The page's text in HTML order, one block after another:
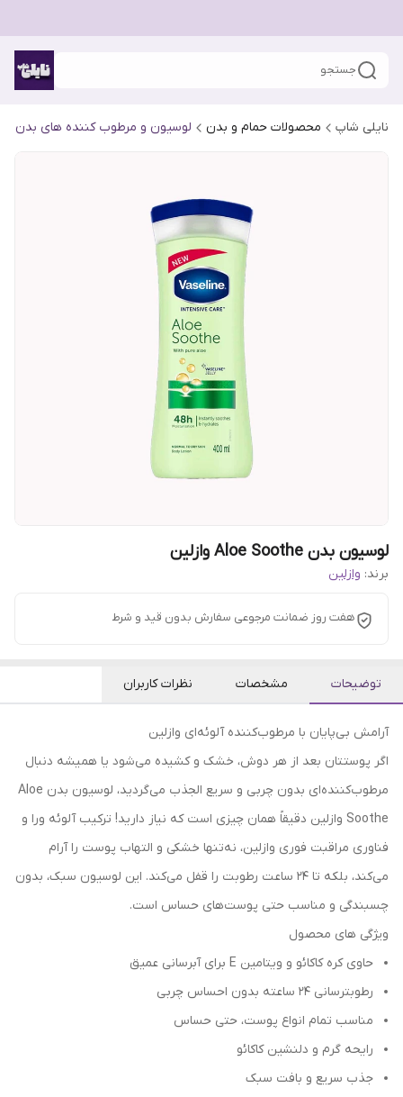
جستجو
نایلی شاپ محصولات حمام و بدن لوسیون و مرطوب کننده های بدن
لوسیون بدن Aloe Soothe وازلین
برند: وازلین
هفت روز ضمانت مرجوعی سفارش بدون قید و شرط
توضیحات مشخصات نظرات کاربران
آرامش بی‌پایان با مرطوب‌کننده آلوئه‌ای وازلین
اگر پوستتان بعد از هر دوش، خشک و کشیده می‌شود یا همیشه دنبال
مرطوب‌کننده‌ای بدون چربی و سریع‌ الجذب می‌گردید، لوسیون بدن Aloe
Soothe وازلین دقیقاً همان چیزی است که نیاز دارید! ترکیب آلوئه ورا و
فناوری مراقبت فوری وازلین، نه‌تنها خشکی و التهاب پوست را آرام
می‌کند، بلکه تا ۲۴ ساعت رطوبت را قفل می‌کند. این لوسیون سبک، بدون
چسبندگی و مناسب حتی پوست‌های حساس است.
ویژگی های محصول
حاوی کره کاکائو و ویتامین E برای آبرسانی عمیق
رطوبترسانی ۲۴ ساعته بدون احساس چربی
مناسب تمام انواع پوست، حتی حساس
رایحه گرم و دلنشین کاکائو
جذب سریع و بافت سبک